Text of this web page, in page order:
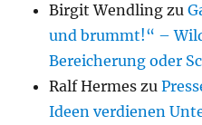
Birgit Wendling zu
und brummt!“ –
Bereicherung oder
Ralf Hermes zu
Ideen verdienen